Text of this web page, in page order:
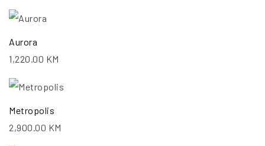
Aurora
1,220.00 KM
Metropolis
2,900.00 KM